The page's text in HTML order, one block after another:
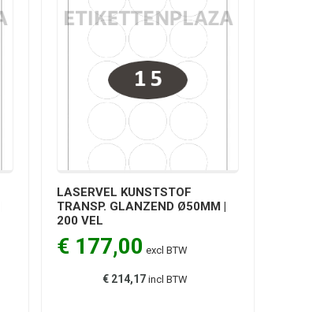
LASERVEL KUNSTSTOF
TRANSP. GLANZEND Ø50MM |
200 VEL
€ 177,00 excl BTW
€ 214,17 incl BTW